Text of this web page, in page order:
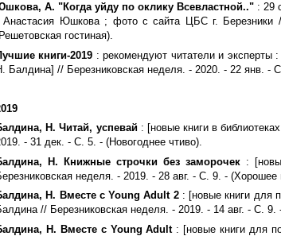
А. "Когда уйду по оклику Всевластной.." : 29
Юшкова ; фото с сайта ЦБС г. Березники
гостиная).
книги-2019 : рекомендуют читатели и
Балдина] // Березниковская неделя. - 2020. - 22 янв. -
Н. Читай, успевай: [новые книги в
- 31 дек. - С. 5. - (Новогоднее чтиво).
Н. Книжные строчки без заморочек :
неделя. - 2019. - 28 авг. - С. 9. - (Хорошее
Н. Вместе с Young Adult 2: [новые книги для
// Березниковская неделя. - 2019. - 14 авг. - С. 9.
Н. Вместе с Young Adult: [новые книги для